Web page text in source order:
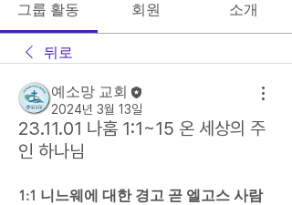
그룹 활동 회원 소개
뒤로
예소망 교회
2024년 3월 13일
23.11.01 나훔 1:1~15 온 세상의 주
인 하나님
1:1 니느웨에 대한 경고 곧 엘고스 사람